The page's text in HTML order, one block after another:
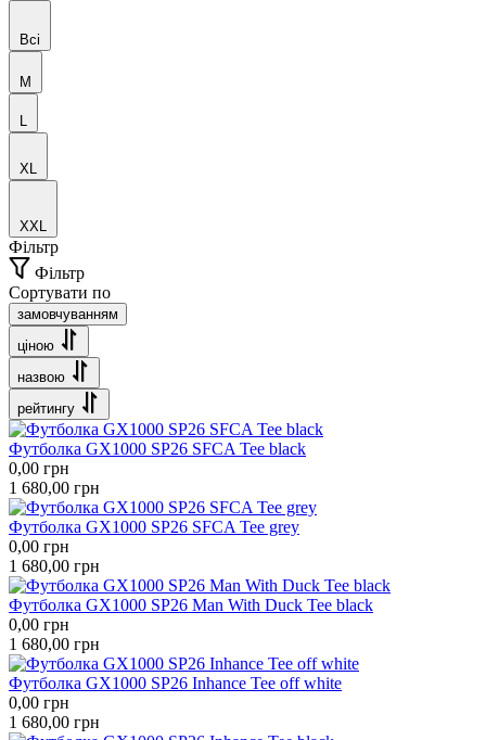
Всі
M
XL
XXL
Фільтр
Фільтр
Сортувати по
замовчуванням
ціною
назвою
рейтингу
Футболка GX1000 SP26 SFCA Tee black
0,00 грн
1 680,00 грн
Футболка GX1000 SP26 SFCA Tee grey
0,00 грн
1 680,00 грн
Футболка GX1000 SP26 Man With Duck Tee black
0,00 грн
1 680,00 грн
Футболка GX1000 SP26 Inhance Tee off white
0,00 грн
1 680,00 грн